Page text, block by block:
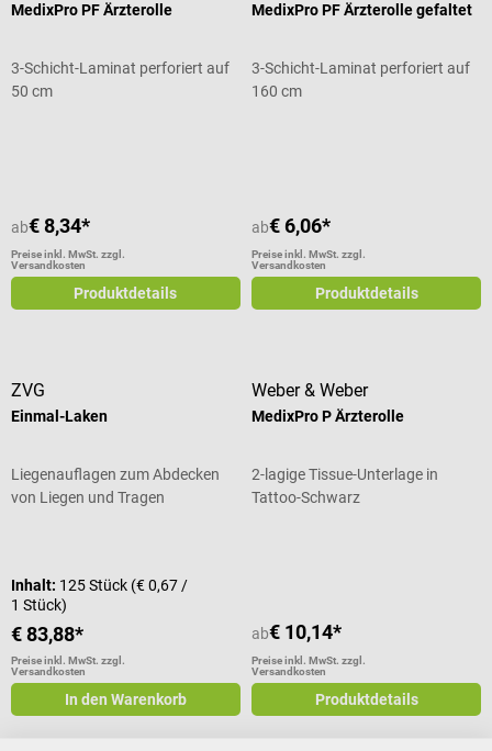
MedixPro PF Ärzterolle
3-Schicht-Laminat perforiert auf
50 cm
ab€ 8,34*
Preise inkl. MwSt. zzgl.
Versandkosten
Produktdetails
MedixPro PF Ärzterolle gefaltet
3-Schicht-Laminat perforiert auf
160 cm
ab€ 6,06*
Preise inkl. MwSt. zzgl.
Versandkosten
Produktdetails
ZVG
Einmal-Laken
Liegenauflagen zum Abdecken
von Liegen und Tragen
Inhalt: 125 Stück (€ 0,67 /
1 Stück)
€ 83,88*
Preise inkl. MwSt. zzgl.
Versandkosten
In den Warenkorb
Weber & Weber
MedixPro P Ärzterolle
2-lagige Tissue-Unterlage in
Tattoo-Schwarz
ab€ 10,14*
Preise inkl. MwSt. zzgl.
Versandkosten
Produktdetails